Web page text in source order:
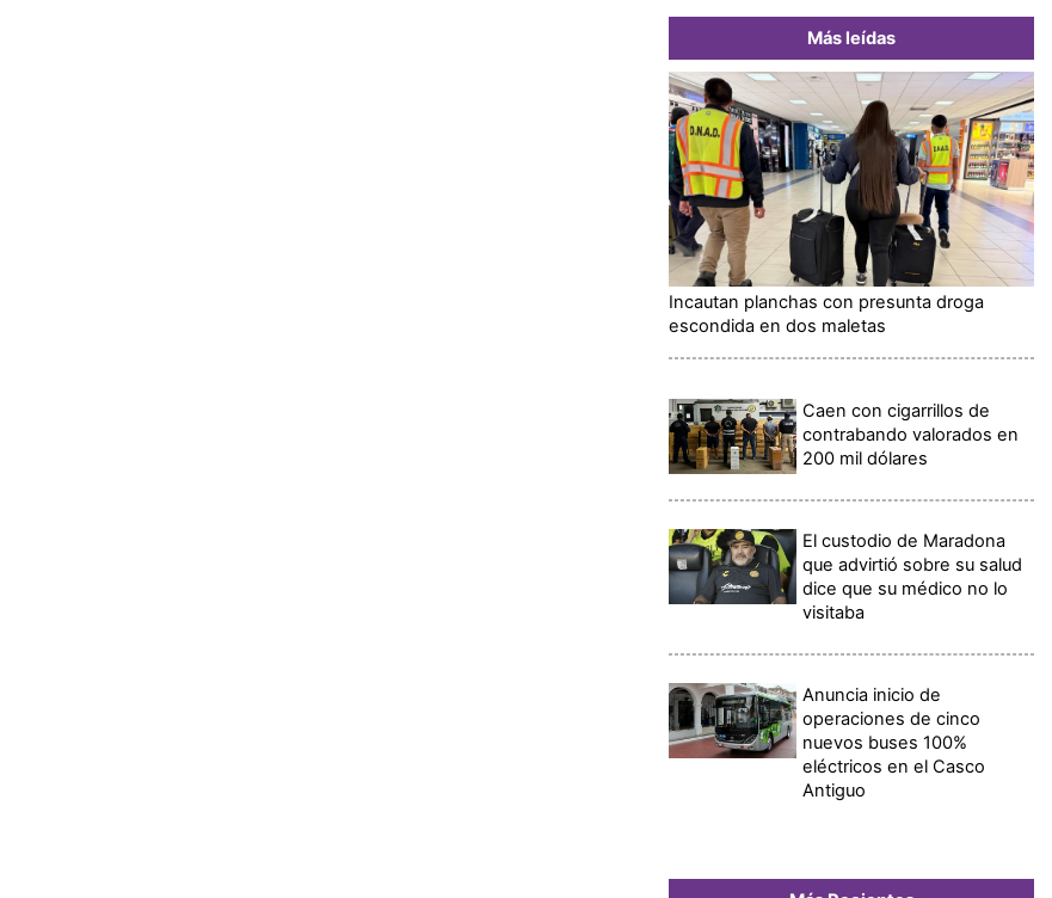
Más leídas
Incautan planchas con presunta droga
escondida en dos maletas
Caen con cigarrillos de
contrabando valorados en
200 mil dólares
El custodio de Maradona
que advirtió sobre su salud
dice que su médico no lo
visitaba
Anuncia inicio de
operaciones de cinco
nuevos buses 100%
eléctricos en el Casco
Antiguo